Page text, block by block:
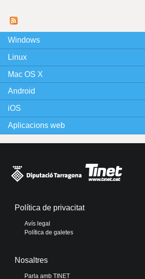
n
e
Windows
Linux
Mac OS X
Android
iOS
Aplicacions web
Política de privacitat
Avís legal
Política de galetes
Nosaltres
Parla amb TINET